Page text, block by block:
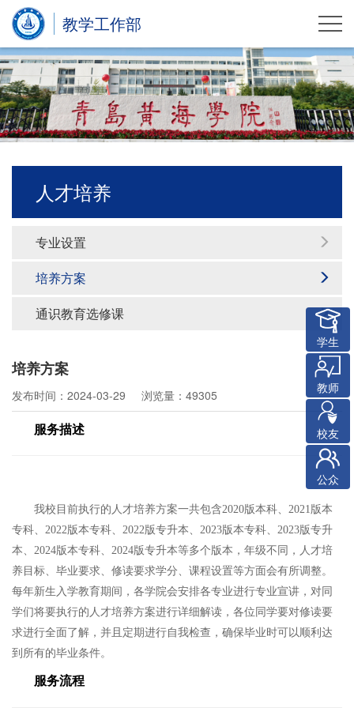
教学工作部
学生
教师
校友
公众
人才培养
专业设置
培养方案
通识教育选修课
培养方案
发布时间：2024-03-29 浏览量：49305
服务描述
我校目前执行的人才培养方案一共包含2020版本科、 2021版本
专科、 2022版本专科、2022版专升本、2023版本专科、2023版专升
本、2024版本专科、2024版专升本等多个版本，年级不同，人才培
养目标、毕业要求、修读要求学分、课程设置等方面会有所调整。
每年新生入学教育期间，各学院会安排各专业进行专业宣讲，对同
学们将要执行的人才培养方案进行详细解读，各位同学要对修读要
求进行全面了解，并且定期进行自我检查，确保毕业时可以顺利达
到所有的毕业条件。
服务流程